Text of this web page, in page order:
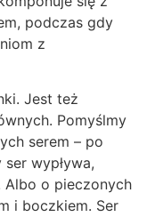
podczas gdy
z
Jest też
Pomyślmy
serem – po
wypływa,
Albo o pieczonych
i boczkiem. Ser